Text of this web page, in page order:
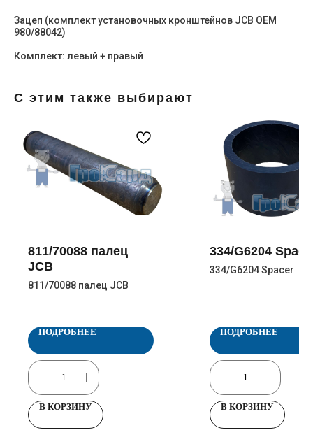
Зацеп (комплект установочных кронштейнов JCB OEM
980/88042)
Комплект: левый + правый
С этим также выбирают
811/70088 палец
JCB
811/70088 палец JCB
ПОДРОБНЕЕ
В КОРЗИНУ
334/G6204
334/G6204 Spacer
ПОДРОБНЕЕ
В КОРЗИНУ